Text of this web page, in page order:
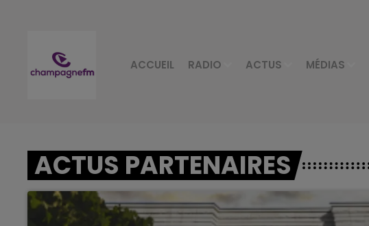
ACCUEIL RADIO ACTUS MÉDIAS
ACTUS PARTENAIRES